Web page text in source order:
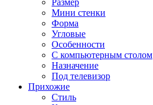
Размер
Мини стенки
Форма
Угловые
Особенности
С компьютерным столом
Назначение
Под телевизор
Прихожие
Стиль